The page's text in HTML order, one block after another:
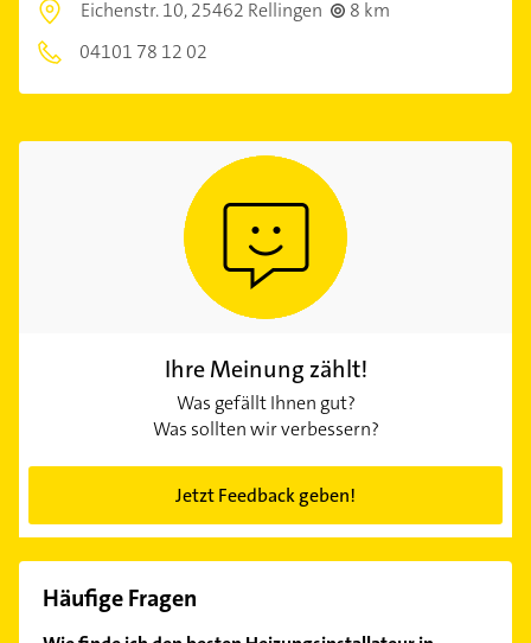
Eichenstr. 10,25462 Rellingen
8 km
04101 78 12 02
Ihre Meinung zählt!
Was gefällt Ihnen gut?
Was sollten wir verbessern?
Jetzt Feedback geben!
Häufige Fragen